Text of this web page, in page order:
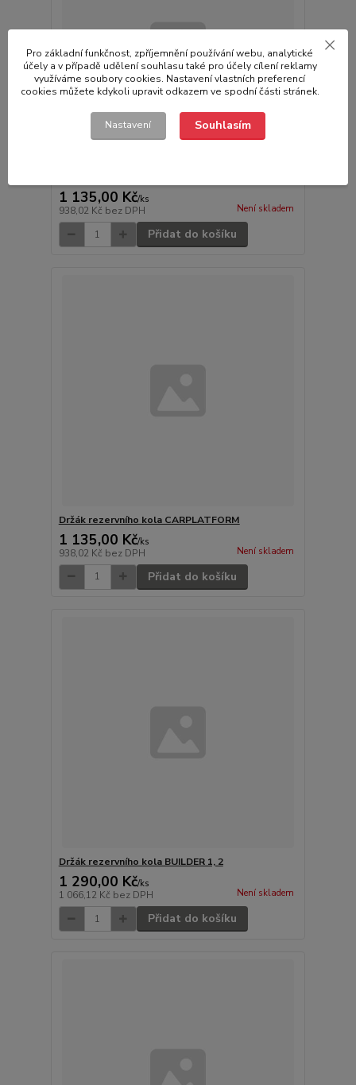
1 135,00 Kč/ks
938,02 Kč bez DPH Není skladem
Přidat do košíku
Držák rezervního kola CARPLATFORM
1 135,00 Kč/ks
938,02 Kč bez DPH Není skladem
Přidat do košíku
Držák rezervního kola BUILDER 1, 2
1 290,00 Kč/ks
1 066,12 Kč bez DPH Není skladem
Přidat do košíku
Pro základní funkčnost, zpříjemnění používání webu, analytické
účely a v případě udělení souhlasu také pro účely cílení reklamy
využíváme soubory cookies. Nastavení vlastních preferencí
cookies můžete kdykoli upravit odkazem ve spodní části stránek.
Nastavení Souhlasím